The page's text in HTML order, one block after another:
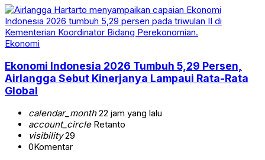
Ekonomi
Ekonomi Indonesia 2026 Tumbuh 5,29 Persen,
Airlangga Sebut Kinerjanya Lampaui Rata-Rata
Global
calendar_month22 jam yang lalu
account_circleRetanto
visibility29
0Komentar